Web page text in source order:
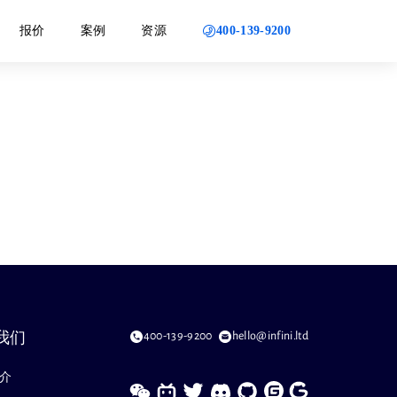
报价 案例 资源 400-139-9200
们 400-139-9200 hello@infini.ltd